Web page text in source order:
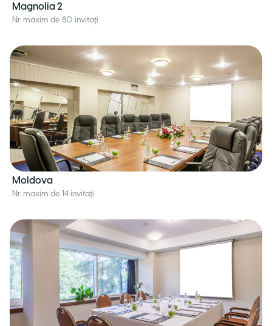
Magnolia 2
Nr. maxim de 80 invitați
Moldova
Nr. maxim de 14 invitați